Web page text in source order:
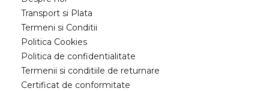
Transport si Plata
Termeni si Conditii
Politica Cookies
Politica de confidentialitate
Termenii si conditiile de returnare
Certificat de conformitate